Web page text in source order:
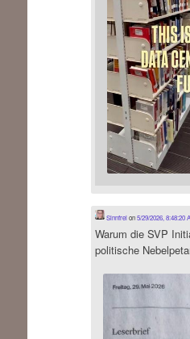
Sinnfreion5/29/2026, 8:48:20
Warum die SVP
politische